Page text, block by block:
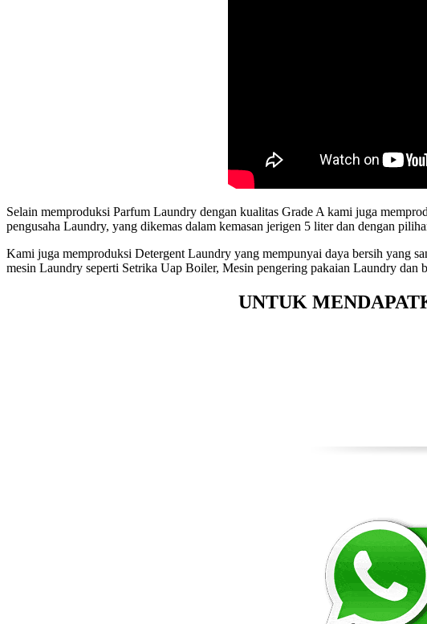
Selain memproduksi Parfum Laundry dengan kualitas Grade A kami juga
pengusaha Laundry, yang dikemas dalam kemasan jerigen 5 liter dan dengan
Kami juga memproduksi Detergent Laundry yang mempunyai daya bersih yang
mesin Laundry seperti Setrika Uap Boiler, Mesin pengering pakaian Laundry dan
UNTUK